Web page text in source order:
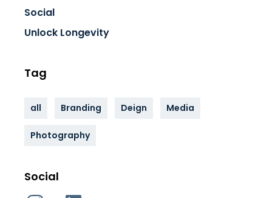
Social
Unlock Longevity
Tag
all Branding Deign Media
Photography
Social